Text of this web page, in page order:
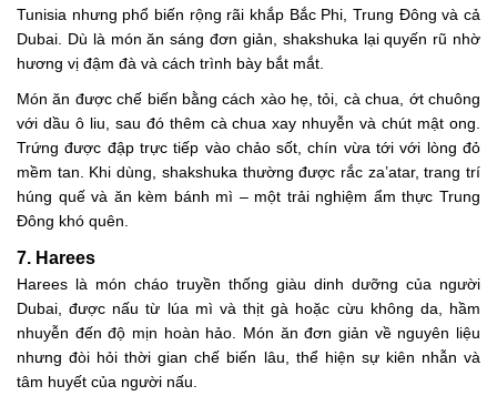
Tunisia nhưng phổ biến rộng rãi khắp Bắc Phi, Trung Đông và cả
Dubai. Dù là món ăn sáng đơn giản, shakshuka lại quyến rũ nhờ
hương vị đậm đà và cách trình bày bắt mắt.
Món ăn được chế biến bằng cách xào hẹ, tỏi, cà chua, ớt chuông
với dầu ô liu, sau đó thêm cà chua xay nhuyễn và chút mật ong.
Trứng được đập trực tiếp vào chảo sốt, chín vừa tới với lòng đỏ
mềm tan. Khi dùng, shakshuka thường được rắc za’atar, trang trí
húng quế và ăn kèm bánh mì – một trải nghiệm ẩm thực Trung
Đông khó quên.
7. Harees
Harees là món cháo truyền thống giàu dinh dưỡng của người
Dubai, được nấu từ lúa mì và thịt gà hoặc cừu không da, hầm
nhuyễn đến độ mịn hoàn hảo. Món ăn đơn giản về nguyên liệu
nhưng đòi hỏi thời gian chế biến lâu, thể hiện sự kiên nhẫn và
tâm huyết của người nấu.